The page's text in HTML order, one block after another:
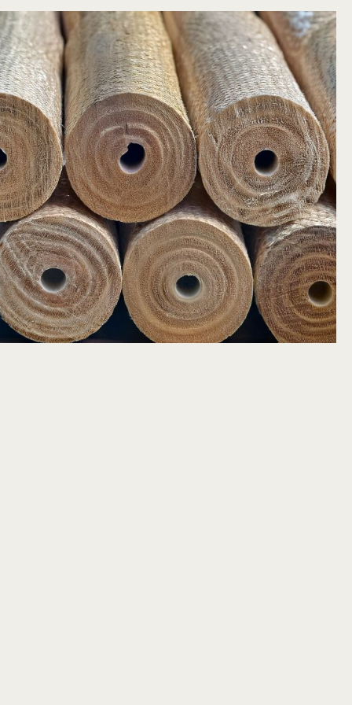
kg-Säcke
Briketts
CO2-
90 x 10
nicht die gleiche Reinheit wie die A1-
zertifizierten Briketts erreichen. Sie sind
ideal für den täglichen Gebrauch und
überzeugen durch ihre gute Brennleistung
bei minimalem Ascheausstoß. Vorteile der
Palette mit 90 x 10 kg Packungen:Flexibilität:
Einfaches Entnehmen einzelner 10-kg-Säcke
bei Bedarf.Hohe Effizienz: Zuverlässige
Wärmeleistung für den täglichen
Einsatz.Große Menge: 900 kg Briketts auf
einer Palette – ideal für große
Heizvorräte.Praktische Lagerung: Spart
Lagerplatz dank der kompakten
Europalette.Nachhaltigkeit: CO2-neutrale
Verbrennung aus naturbelassenen
Holzresten.Bequeme Bestellung: Lieferung
oder Selbstabholung möglich.Die Palette
aus 90 x 10 kg Packungen verbindet
Großmengen mit flexiblen, handlichen
Einheiten – perfekt für effizientes und
nachhaltiges Heizen. Selbstabholung oder
Versand auf AnfrageEntscheiden Sie sich
beim Bestellvorgang auf Anfrage für die
Lieferung auf einer Europalette oder für die